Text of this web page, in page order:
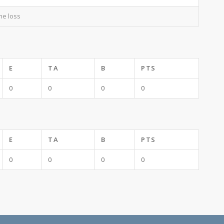
loss
E TA B PTS
0 0 0 0
E TA B PTS
0 0 0 0